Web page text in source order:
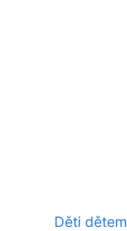
Děti dětem